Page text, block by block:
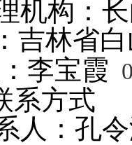
机构：
吉林省
李宝霞
系方式
人：孔